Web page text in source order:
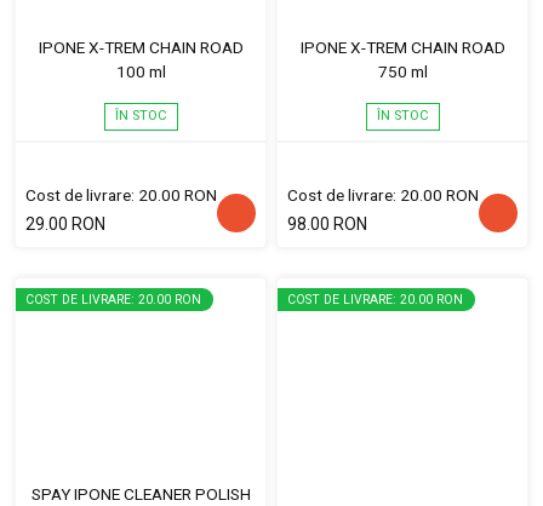
IPONE X-TREM CHAIN ROAD
100 ml
ÎN STOC
Cost de livrare: 20.00 RON
29.00 RON
IPONE X-TREM CHAIN ROAD
750 ml
ÎN STOC
Cost de livrare: 20.00 RON
98.00 RON
COST DE LIVRARE: 20.00 RON
SPAY IPONE CLEANER POLISH
COST DE LIVRARE: 20.00 RON